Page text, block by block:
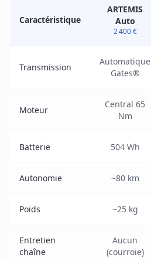
Caractéristique
ARTEMIS
Auto
2 400 €
Transmission
Automatique
Gates®
Moteur
Central 65
Nm
Batterie 504 Wh
Autonomie ~80 km
Poids ~25 kg
Entretien
chaîne
Aucun
(courroie)